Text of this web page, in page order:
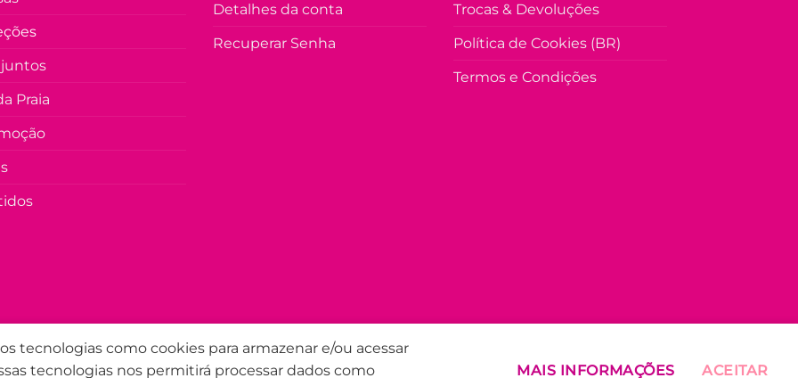
Praia
Detalhes da conta
Recuperar Senha
Trocas & Devoluções
Política de Cookies (BR)
Termos e Condições
tecnologias como cookies para armazenar e/ou acessar
tecnologias nos permitirá processar dados como
MAIS INFORMAÇÕES ACEITAR